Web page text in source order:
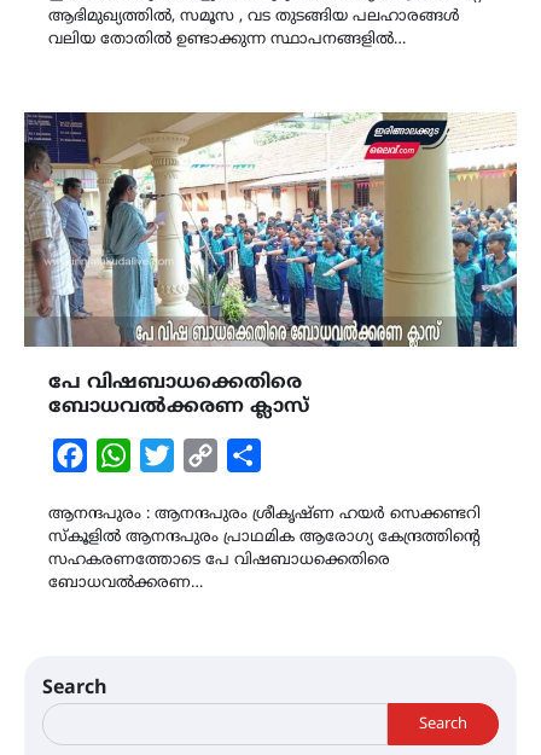
ആഭിമുഖ്യത്തിൽ, സമൂസ , വട തുടങ്ങിയ പലഹാരങ്ങൾ
വലിയ തോതിൽ ഉണ്ടാക്കുന്ന സ്ഥാപനങ്ങളിൽ…
പേ വിഷബാധക്കെതിരെ
ബോധവൽക്കരണ ക്ലാസ്
FacebookWhatsAppTwitterCopy
ആനന്ദപുരം : ആനന്ദപുരം ശ്രീകൃഷ്ണ ഹയർ സെക്കണ്ടറി
സ്കൂളിൽ ആനന്ദപുരം പ്രാഥമിക ആരോഗ്യ കേന്ദ്രത്തിൻ്റെ
സഹകരണത്തോടെ പേ വിഷബാധക്കെതിരെ
ബോധവൽക്കരണ…
Search
Search